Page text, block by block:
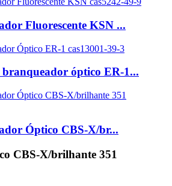
Fluorescente KSN ...
branqueador óptico ER-1...
Óptico CBS-X/br...
CBS-X/brilhante 351